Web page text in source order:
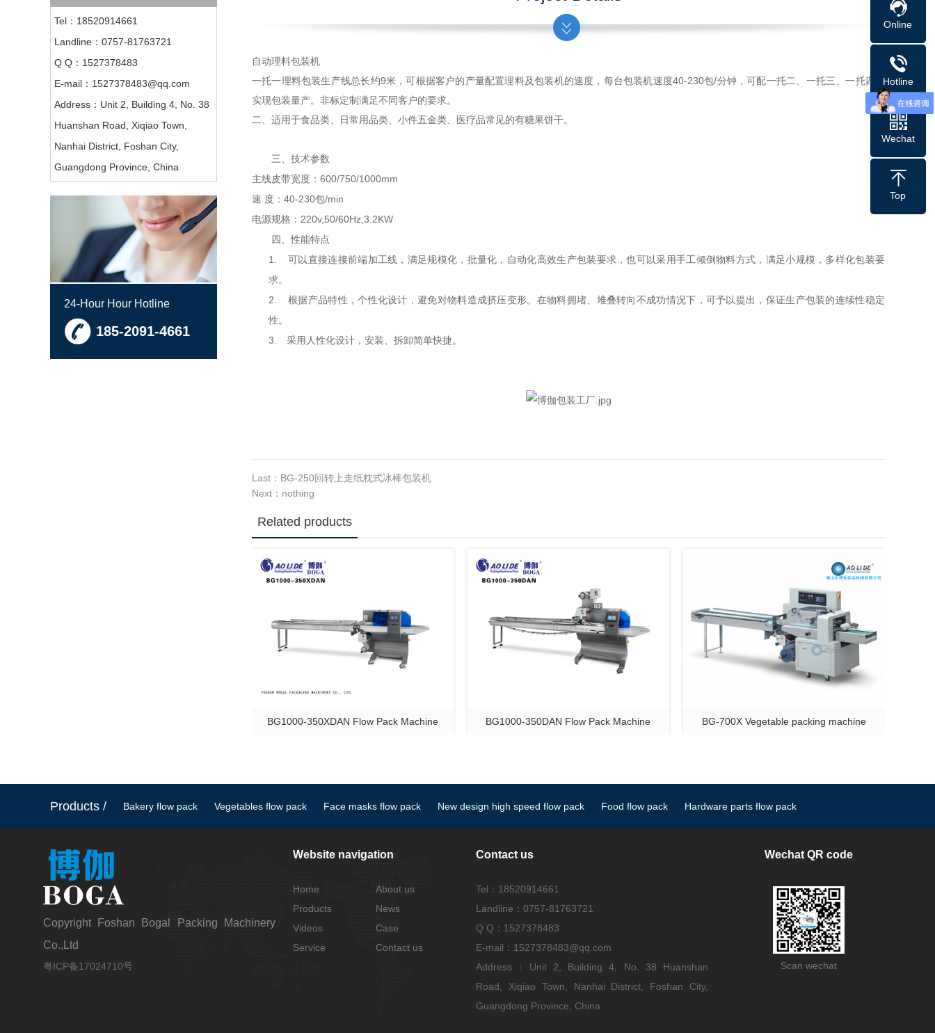
自动理料包装机
一托一理料包装生产线总长约9米，可根据客户的产量配置理料及包装机的速度，每台包装机速度40-230包/分钟，可配一托二、一托三、一托四来
实现包装量产。非标定制满足不同客户的要求。
二、适用于食品类、日常用品类、小件五金类、医疗品常见的有糖果饼干。
三、 技术参数
主线皮带宽度： 600/750/1000mm
速 度： 40-230包/min
电源规格： 220v,50/60Hz,3.2KW
四、性能特点
1.
可以直接连接前端加工线，满足规模化，批量化，自动化高效生产包装要求，也可以采用手工倾倒物料方式，满足小规模，多样化包装要
求。
2.
根据产品特性，个性化设计，避免对物料造成挤压变形。在物料拥堵、堆叠转向不成功情况下，可予以提出，保证生产包装的连续性稳定
性。
3. 采用人性化设计，安装、拆卸简单快捷。
Last： BG-250回转上走纸枕式冰棒包装机
Next： nothing
Related products
BG1000-350XDAN Flow Pack Machine BG1000-350DAN Flow Pack Machine BG-700X Vegetable packing machine
Tel：18520914661
Landline：0757-81763721
Q Q：1527378483
E-mail：1527378483@qq.com
Address：Unit 2, Building 4, No. 38
Huanshan Road, Xiqiao Town,
Nanhai District, Foshan City,
Guangdong Province, China
24-Hour Hour Hotline
185-2091-4661
Products / Bakery flow pack Vegetables flow pack Face masks flow pack New design high speed flow pack Food flow pack Hardware parts flow pack
Website navigation
Home
About us
Products
News
Videos
Case
Service
Contact us
Contact us
Tel：18520914661
Landline：0757-81763721
Q Q：1527378483
E-mail：1527378483@qq.com
Address：Unit 2, Building 4, No. 38 Huanshan
Road, Xiqiao Town, Nanhai District, Foshan City,
Guangdong Province, China
Wechat QR code
Scan wechat
Copyright Foshan Bogal Packing Machinery
Co.,Ltd
粤ICP备17024710号
Online
Hotline
Wechat
Top